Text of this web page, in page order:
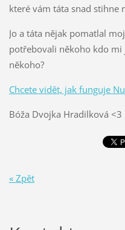
které vám táta snad stihne
Jo a táta nějak pomatlal
potřebovali někoho kdo mi
někoho?
Chcete vidět, jak funguje
Bóža Dvojka Hradilková <3
« Zpět